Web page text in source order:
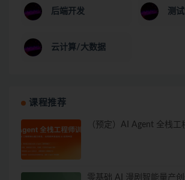
后端开发 测
云计算/大数据
课程推荐
（预定）AI Agent 全栈工
零基础 AI 漫剧智能量产